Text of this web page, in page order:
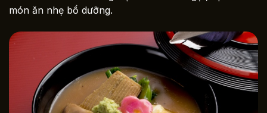
món ăn nhẹ bổ dưỡng.